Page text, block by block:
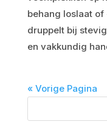
behang loslaat
druppelt bij
en vakkundig
« Vorige Pagina